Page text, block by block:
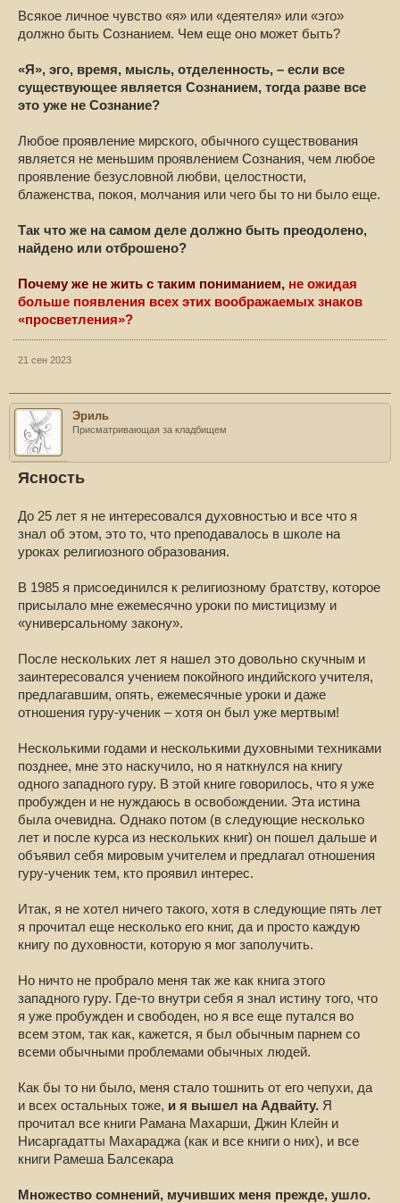
Всякое личное чувство «я» или «деятеля» или «эго»
должно быть Сознанием. Чем еще оно может быть?
«Я», эго, время, мысль, отделенность, – если все
существующее является Сознанием, тогда разве все
это уже не Сознание?
Любое проявление мирского, обычного существования
является не меньшим проявлением Сознания, чем любое
проявление безусловной любви, целостности,
блаженства, покоя, молчания или чего бы то ни было еще.
Так что же на самом деле должно быть преодолено,
найдено или отброшено?
Почему же не жить с таким пониманием, не ожидая
больше появления всех этих воображаемых знаков
«просветления»?
21 сен 2023
Эриль
Присматривающая за кладбищем
Ясность
До 25 лет я не интересовался духовностью и все что я
знал об этом, это то, что преподавалось в школе на
уроках религиозного образования.
В 1985 я присоединился к религиозному братству, которое
присылало мне ежемесячно уроки по мистицизму и
«универсальному закону».
После нескольких лет я нашел это довольно скучным и
заинтересовался учением покойного индийского учителя,
предлагавшим, опять, ежемесячные уроки и даже
отношения гуру-ученик – хотя он был уже мертвым!
Несколькими годами и несколькими духовными техниками
позднее, мне это наскучило, но я наткнулся на книгу
одного западного гуру. В этой книге говорилось, что я уже
пробужден и не нуждаюсь в освобождении. Эта истина
была очевидна. Однако потом (в следующие несколько
лет и после курса из нескольких книг) он пошел дальше и
объявил себя мировым учителем и предлагал отношения
гуру-ученик тем, кто проявил интерес.
Итак, я не хотел ничего такого, хотя в следующие пять лет
я прочитал еще несколько его книг, да и просто каждую
книгу по духовности, которую я мог заполучить.
Но ничто не пробрало меня так же как книга этого
западного гуру. Где-то внутри себя я знал истину того, что
я уже пробужден и свободен, но я все еще путался во
всем этом, так как, кажется, я был обычным парнем со
всеми обычными проблемами обычных людей.
Как бы то ни было, меня стало тошнить от его чепухи, да
и всех остальных тоже, и я вышел на Адвайту. Я
прочитал все книги Рамана Махарши, Джин Клейн и
Нисаргадатты Махараджа (как и все книги о них), и все
книги Рамеша Балсекара
Множество сомнений, мучивших меня прежде, ушло.